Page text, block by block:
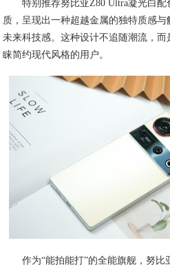
特别推荐努比亚Z80 Ultra凝光白
质，呈现出一种超越金属的独特质感
未来科技感。这种设计不追随潮流，
睐简约现代风格的用户。
作为“能拍能打”的全能旗舰，努